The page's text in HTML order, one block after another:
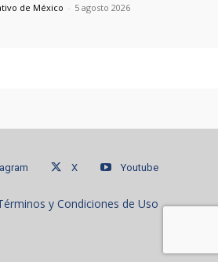
de México - 5 agosto 2026
X Youtube
y Condiciones de Uso